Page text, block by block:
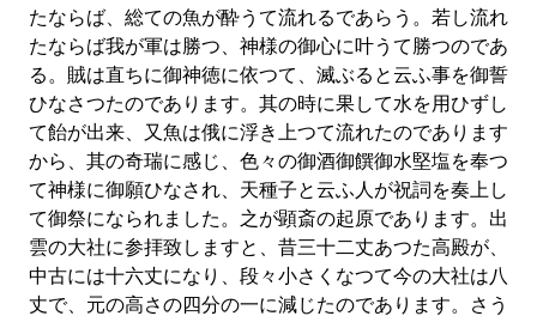
たならば、総ての魚が酔うて流れるであらう。若し流れ
たならば我が軍は勝つ、神様の御心に叶うて勝つのであ
る。賊は直ちに御神徳に依つて、滅ぶると云ふ事を御誓
ひなさつたのであります。其の時に果して水を用ひずし
て飴が出来、又魚は俄に浮き上つて流れたのであります
から、其の奇瑞に感じ、色々の御酒御饌御水堅塩を奉つ
て神様に御願ひなされ、天種子と云ふ人が祝詞を奏上し
て御祭になられました。之が顕斎の起原であります。出
雲の大社に参拝致しますと、昔三十二丈あつた高殿が、
中古には十六丈になり、段々小さくなつて今の大社は八
丈で、元の高さの四分の一に減じたのであります。さう